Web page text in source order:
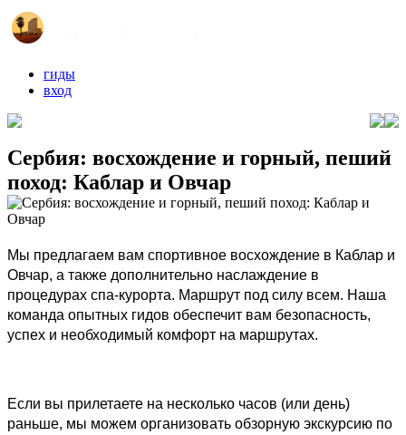
гиды
вход
Сербия: восхождение и горный, пеший
поход: Каблар и Овчар
Мы предлагаем вам спортивное восхождение в Каблар и
Овчар, а также дополнительно наслаждение в
процедурах спа-курорта. Маршрут под силу всем. Наша
команда опытных гидов обеспечит вам безопасность,
успех и необходимый комфорт на маршрутах.
Если вы прилетаете на несколько часов (или день)
раньше, мы можем организовать обзорную экскурсию по